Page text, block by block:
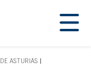
principal
ASTURIAS